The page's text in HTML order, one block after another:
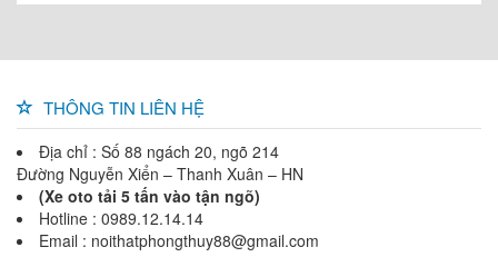
THÔNG TIN LIÊN HỆ
Địa chỉ : Số 88 ngách 20, ngõ 214
Đường Nguyễn Xiển – Thanh Xuân – HN
(Xe oto tải 5 tấn vào tận ngõ)
Hotline : 0989.12.14.14
Email : noithatphongthuy88@gmail.com